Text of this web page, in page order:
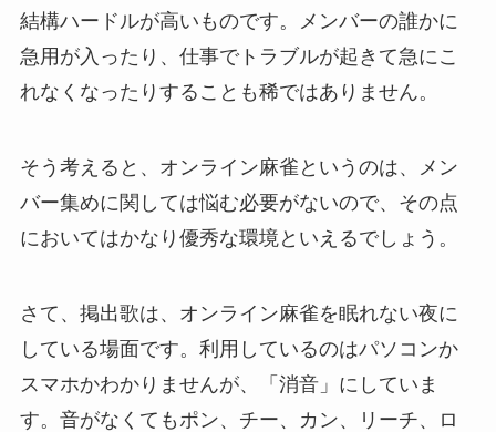
結構ハードルが高いものです。メンバーの誰かに
急用が入ったり、仕事でトラブルが起きて急にこ
れなくなったりすることも稀ではありません。
そう考えると、オンライン麻雀というのは、メン
バー集めに関しては悩む必要がないので、その点
においてはかなり優秀な環境といえるでしょう。
さて、掲出歌は、オンライン麻雀を眠れない夜に
している場面です。利用しているのはパソコンか
スマホかわかりませんが、「消音」にしていま
す。音がなくてもポン、チー、カン、リーチ、ロ